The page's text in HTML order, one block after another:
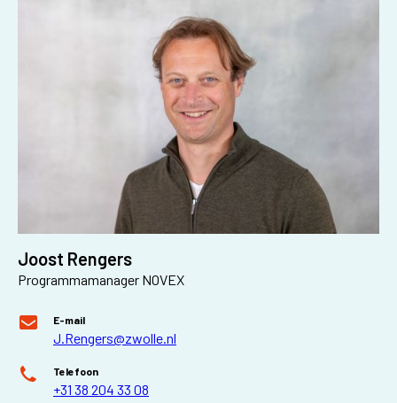
Joost Rengers
Programmamanager NOVEX
E-mail
J.Rengers@zwolle.nl
Telefoon
+31 38 204 33 08